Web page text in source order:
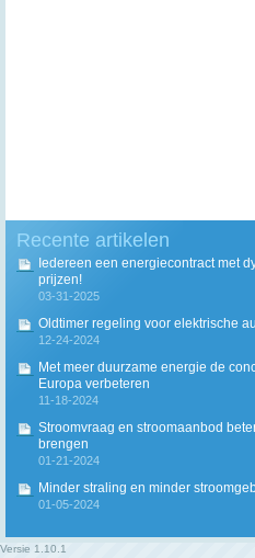
Recente artikelen
Iedereen een energiecontract met
prijzen!
03-31-2025
Oldtimer regeling voor elektrische
12-24-2024
Met meer duurzame energie de
Europa verbeteren
11-18-2024
Stroomvraag en stroomaanbod
brengen
01-21-2024
Minder straling en minder
01-05-2024
Versie 1.10.1